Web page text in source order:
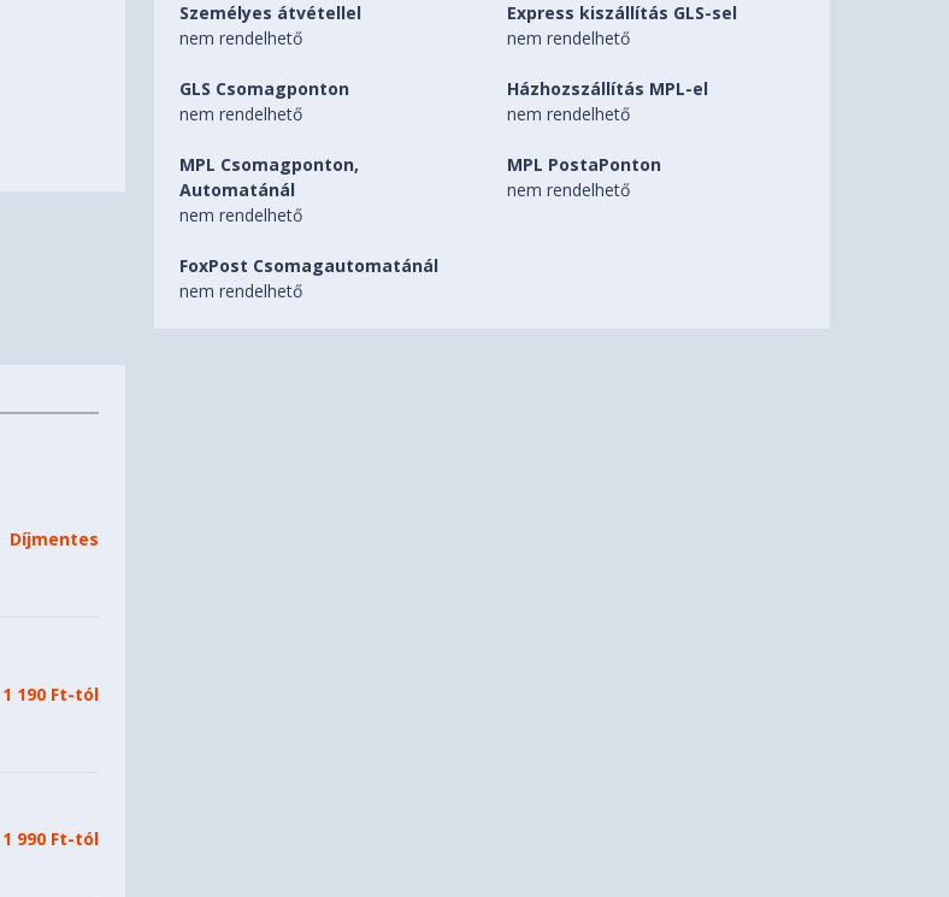
Személyes átvétellel
nem rendelhető
Express kiszállítás GLS-sel
nem rendelhető
GLS Csomagponton
nem rendelhető
Házhozszállítás MPL-el
nem rendelhető
MPL Csomagponton,
Automatánál
nem rendelhető
MPL PostaPonton
nem rendelhető
FoxPost Csomagautomatánál
nem rendelhető
Díjmentes
1 190 Ft-tól
1 990 Ft-tól